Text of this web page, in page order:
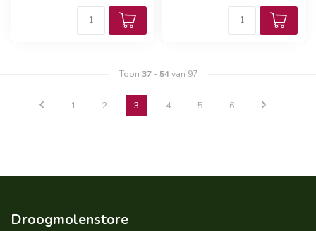
Toon 37- 54van 97
1 2 3 4 5 6
Droogmolenstore